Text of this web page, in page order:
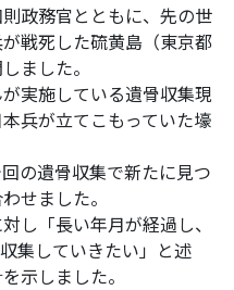
政務官とともに、先の世
戦死した硫黄島（東京都
ました。
実施している遺骨収集現
兵が立てこもっていた壕
の遺骨収集で新たに見つ
せました。
し「長い年月が経過し、
集していきたい」と述
示しました。